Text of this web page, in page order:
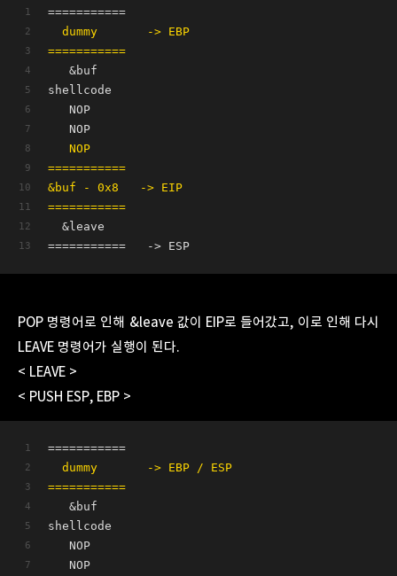
===========
  dummy       -> EBP
===========
   &buf
shellcode
   NOP
   NOP
   NOP
===========
&buf - 0x8   -> EIP
===========
  &leave
===========   -> ESP
POP 명령어로 인해 &leave 값이 EIP로 들어갔고, 이로 인해 다시
LEAVE 명령어가 실행이 된다.
< LEAVE >
< PUSH ESP, EBP >
===========
  dummy       -> EBP / ESP
===========
   &buf
shellcode
   NOP
   NOP